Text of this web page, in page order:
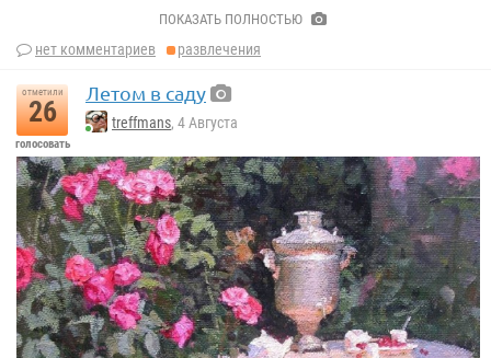
Роман Божков
Вечер, 2024г.
ПОКАЗАТЬ ПОЛНОСТЬЮ
нет комментариев развлечения
отметили
26
голосовать
Летом в саду
treffmans, 4 Августа